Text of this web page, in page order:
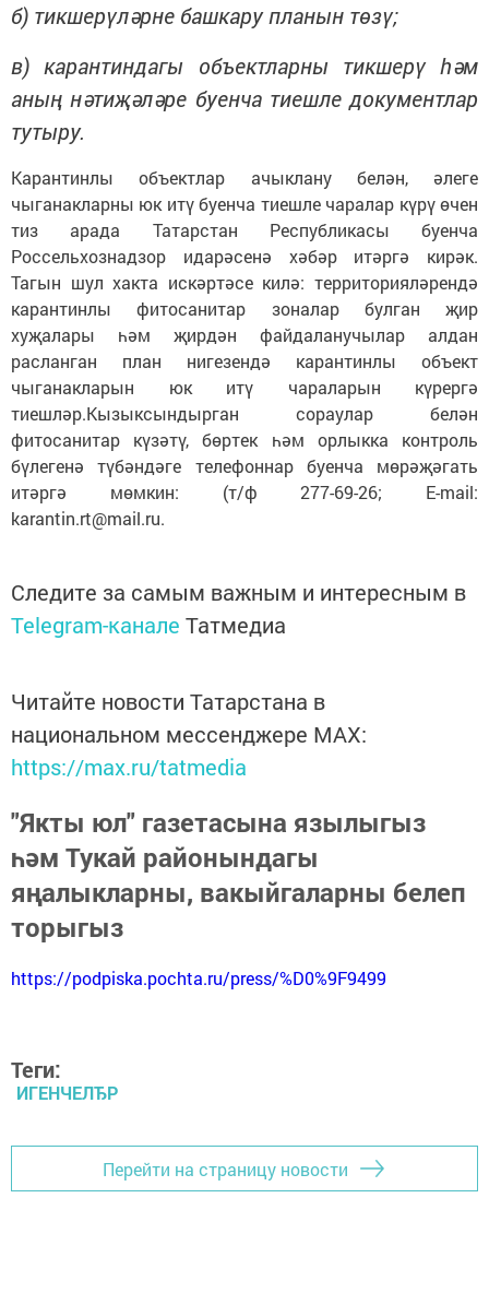
б) тикшерүләрне башкару планын төзү;
в) карантиндагы объектларны тикшерү һәм
аның нәтиҗәләре буенча тиешле документлар
тутыру.
Карантинлы объектлар ачыклану белән, әлеге
чыганакларны юк итү буенча тиешле чаралар күрү өчен
тиз арада Татарстан Республикасы буенча
Россельхознадзор идарәсенә хәбәр итәргә кирәк.
Тагын шул хакта искәртәсе килә: территорияләрендә
карантинлы фитосанитар зоналар булган җир
хуҗалары һәм җирдән файдаланучылар алдан
расланган план нигезендә карантинлы объект
чыганакларын юк итү чараларын күрергә
тиешләр.Кызыксындырган сораулар белән
фитосанитар күзәтү, бөртек һәм орлыкка контроль
бүлегенә түбәндәге телефоннар буенча мөрәҗәгать
итәргә мөмкин: (т/ф 277-69-26; E-mail:
karantin.rt@mail.ru.
Следите за самым важным и интересным в
Telegram-канале Татмедиа
Читайте новости Татарстана в
национальном мессенджере MАХ:
https://max.ru/tatmedia
"Якты юл" газетасына язылыгыз
һәм Тукай районындагы
яңалыкларны, вакыйгаларны белеп
торыгыз
https://podpiska.pochta.ru/press/%D0%9F9499
Теги:
ИГЕНЧЕЛЂР
Перейти на страницу новости